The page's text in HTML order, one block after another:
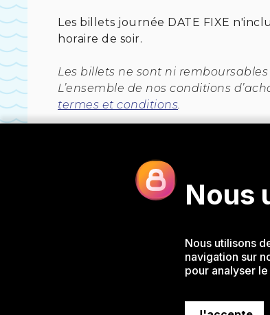
Les billets journée DATE FIXE
horaire de soir.
Les billets ne sont ni
L’ensemble de nos conditions
termes et conditions